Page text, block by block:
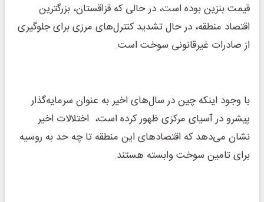
قیمت بنزین بوده است، در حالی که قزاقستان، بزرگترین
اقتصاد منطقه، در حال تشدید کنترل‌های مرزی برای جلوگیری
از صادرات غیرقانونی سوخت است.
با وجود اینکه چین در سال‌های اخیر به عنوان سرمایه‌گذار
پیشرو در آسیای مرکزی ظهور کرده است، اختلالات اخیر
نشان می‌دهد که اقتصادهای این منطقه تا چه حد به روسیه
برای تامین سوخت وابسته هستند.